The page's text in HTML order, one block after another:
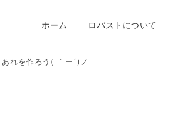
ホーム ロバストについて
あれを作ろう( ｀ー´)ノ